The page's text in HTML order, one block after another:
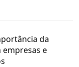
da
e